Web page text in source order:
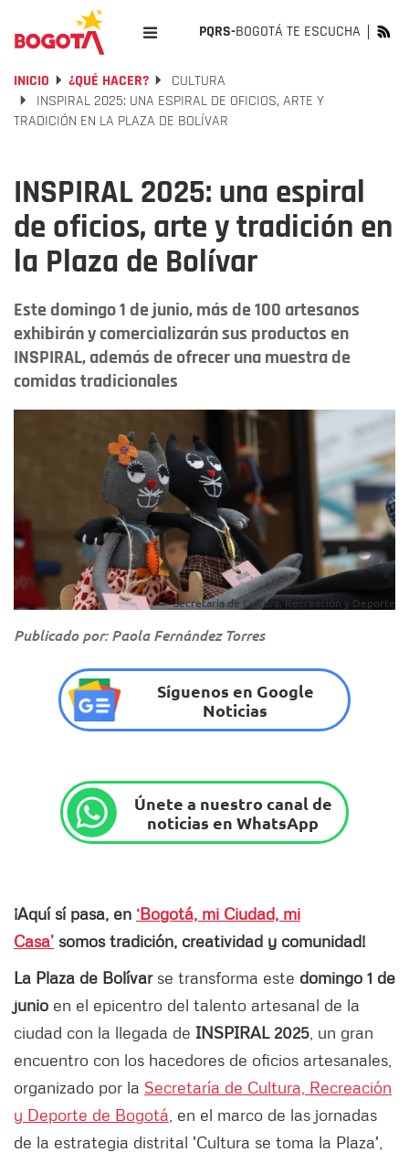
PQRS-BOGOTÁ TE ESCUCHA
INICIO ¿QUÉ HACER?
CULTURA
INSPIRAL 2025: UNA ESPIRAL DE OFICIOS, ARTE Y
TRADICIÓN EN LA PLAZA DE BOLÍVAR
INSPIRAL 2025: una espiral
de oficios, arte y tradición en
la Plaza de Bolívar
Este domingo 1 de junio, más de 100 artesanos
exhibirán y comercializarán sus productos en
INSPIRAL, además de ofrecer una muestra de
comidas tradicionales
Secretaría de Cultura, Recreación y Deporte
Publicado por: Paola Fernández Torres
Síguenos en Google
Noticias
Únete a nuestro canal de
noticias en WhatsApp
¡Aquí sí pasa, en ‘Bogotá, mi Ciudad, mi
Casa’ somos tradición, creatividad y comunidad!
La Plaza de Bolívarse transforma este domingo 1 de
junio en el epicentro del talento artesanal de la
ciudad con la llegada de INSPIRAL 2025 , un gran
encuentro con los hacedores de oficios artesanales,
organizado por la Secretaría de Cultura, Recreación
y Deporte de Bogotá , en el marco de las jornadas
de la estrategia distrital 'Cultura se toma la Plaza',